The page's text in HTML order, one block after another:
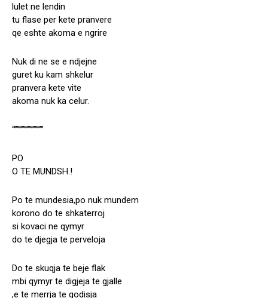
lulet ne lendin
tu flase per kete pranvere
qe eshte akoma e ngrire
Nuk di ne se e ndjejne
guret ku kam shkelur
pranvera kete vite
akoma nuk ka celur.
“””””””””””””
PO
O TE MUNDSH.!
Po te mundesia,po nuk mundem
korono do te shkaterroj
si kovaci ne qymyr
do te djegja te perveloja
Do te skuqja te beje flak
mbi qymyr te digjeja te gjalle
,e te merrja te godisja